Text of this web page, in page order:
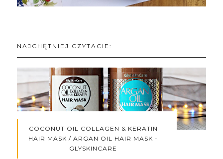
NAJCHĘTNIEJ CZYTACIE:
COCONUT OIL COLLAGEN & KERATIN
HAIR MASK / ARGAN OIL HAIR MASK -
GLYSKINCARE